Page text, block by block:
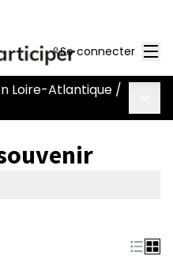
Se connecter
Loire-Atlantique /